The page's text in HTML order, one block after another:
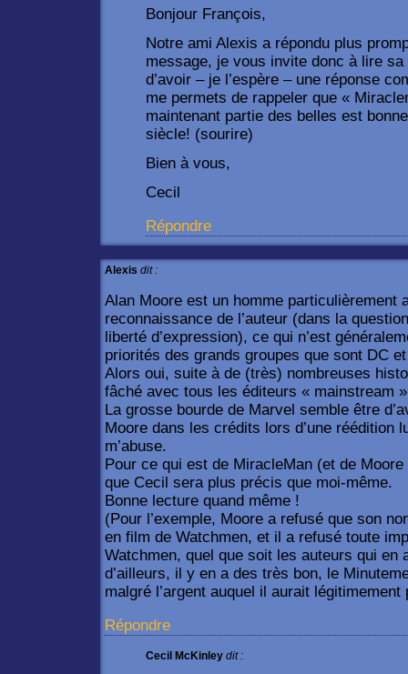
Bonjour François,
Notre ami Alexis a répondu plus
message, je vous invite donc à lire
d’avoir – je l’espère – une réponse
me permets de rappeler que «
maintenant partie des belles est
siècle! (sourire)
Bien à vous,
Cecil
Répondre
Alexis dit :
Alan Moore est un homme particulièrement
reconnaissance de l’auteur (dans la
liberté d’expression), ce qui n’est
priorités des grands groupes que sont DC
Alors oui, suite à de (très) nombreuses
fâché avec tous les éditeurs « mainstream
La grosse bourde de Marvel semble être
Moore dans les crédits lors d’une réédition
m’abuse.
Pour ce qui est de MiracleMan (et de
que Cecil sera plus précis que moi-même.
Bonne lecture quand même !
(Pour l’exemple, Moore a refusé que son
en film de Watchmen, et il a refusé toute
Watchmen, quel que soit les auteurs qui en
d’ailleurs, il y en a des très bon, le
malgré l’argent auquel il aurait
Répondre
Cecil McKinley dit :